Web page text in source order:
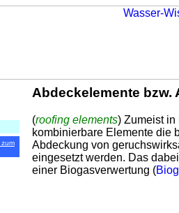
zum
Abdeckelemente bzw.
(roofing elements) Zumeist
kombinierbare Elemente die
Abdeckung von
eingesetzt werden. Das
einer Biogasverwertung (